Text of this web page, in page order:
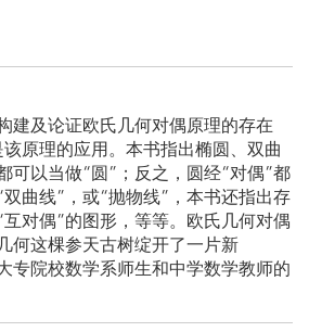
建及论证欧氏几何对偶原理的存在
原理的应用。本书指出椭圆、双曲
可以当做“圆”；反之，圆经“对偶”都
曲线”，或“抛物线”，本书还指出存
对偶”的图形，等等。欧氏几何对偶
何这棵参天古树绽开了一片新
院校数学系师生和中学数学教师的